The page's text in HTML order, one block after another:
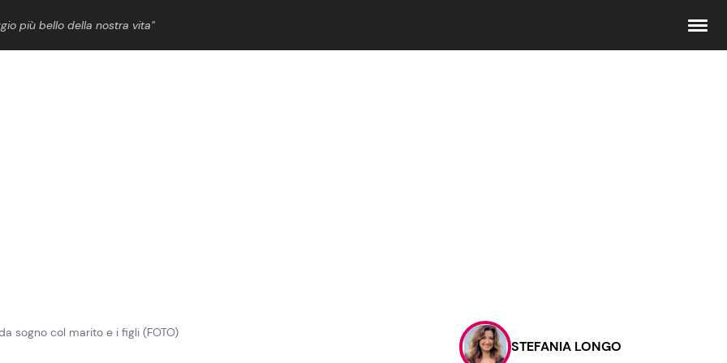
più bello della nostra vita”
Contattaci
Pubblicità
sogno col marito e i figli (FOTO)
STEFANIA LONGO